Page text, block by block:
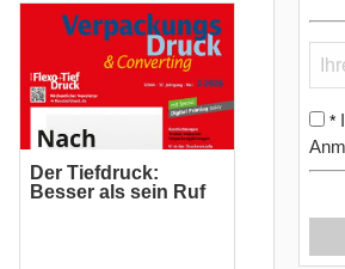
Der Tiefdruck:
Besser als sein Ruf
*